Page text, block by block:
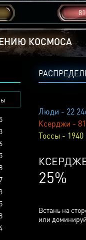
КОСМОСА
Люди - 22
Ксерджи -
Тоссы - 1940
25%
Встань на
или